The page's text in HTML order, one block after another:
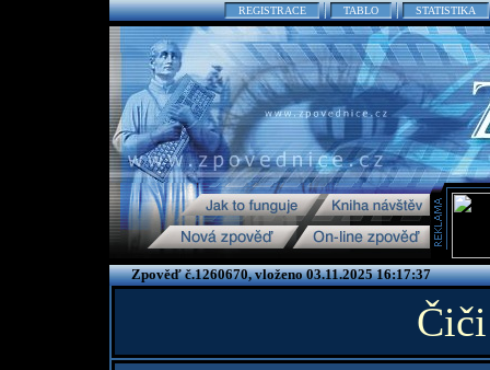
REGISTRACE TABLO STATISTIKA
Zpověď č.1260670, vloženo 03.11.2025 16:17:37